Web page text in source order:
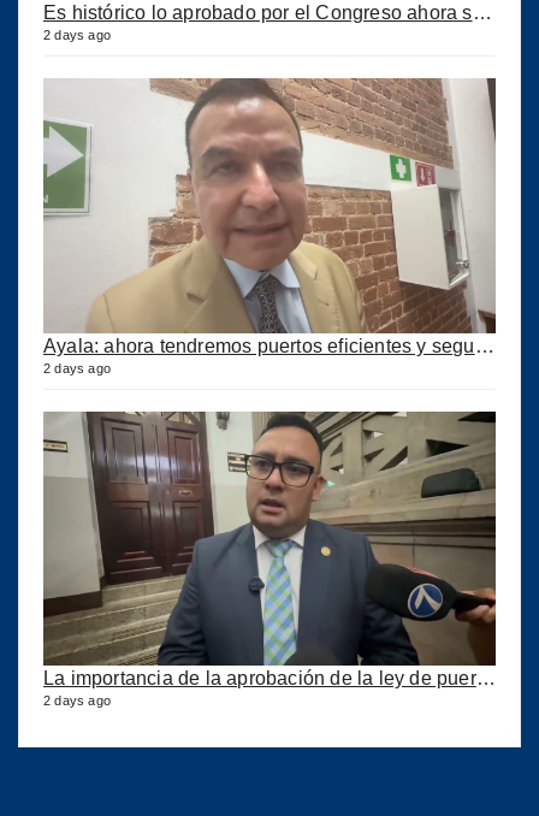
Es histórico lo aprobado por el Congreso ahora se podrán construir puertos privados
2 days ago
2 days ago
La importancia de la aprobación de la ley de puertos
2 days ago